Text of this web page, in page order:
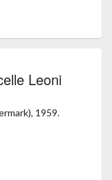
Leoni
1959.